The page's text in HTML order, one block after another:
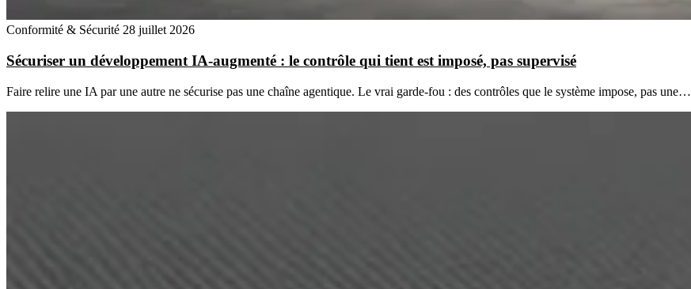
Conformité & Sécurité 28 juillet 2026
Sécuriser un développement IA-augmenté : le contrôle qui tient est imposé, pas supervisé
Faire relire une IA par une autre ne sécurise pas une chaîne agentique. Le vrai garde-fou : des contrôles que le système impose, pas une…